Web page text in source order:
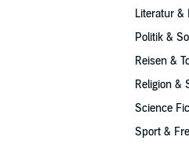
Literatur &
Politik &
Reisen &
Religion &
Science
Sport &